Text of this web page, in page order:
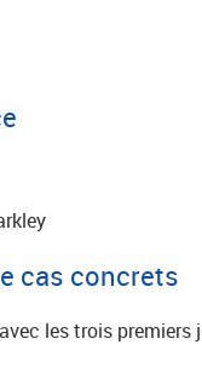
cas concrets
les trois